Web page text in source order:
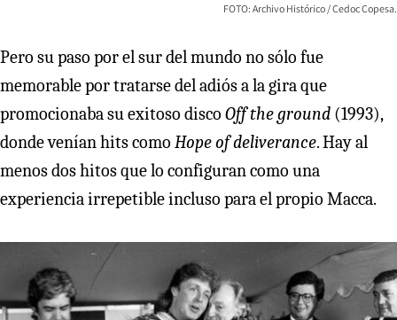
FOTO: Archivo Histórico / Cedoc Copesa.
Pero su paso por el sur del mundo no sólo fue
memorable por tratarse del adiós a la gira que
promocionaba su exitoso disco Off the ground (1993),
donde venían hits como Hope of deliverance. Hay al
menos dos hitos que lo configuran como una
experiencia irrepetible incluso para el propio Macca.